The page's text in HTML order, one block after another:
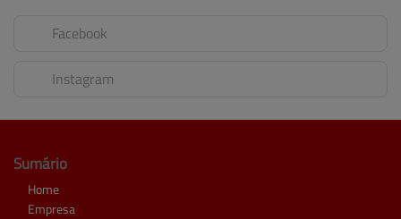
Facebook
Instagram
Sumário
Home
Empresa